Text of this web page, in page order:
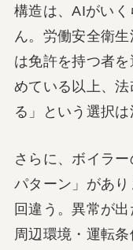
構造は、AIがい
ん。労働安全衛
は免許を持つ者
めている以上、
る」という選択は
さらに、ボイラ
パターン」があ
回違う。異常が
周辺環境・運転